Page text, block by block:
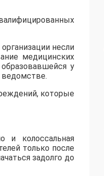
несли
медицинских
у
ведомстве.
которые
колоссальная
только после
задолго до